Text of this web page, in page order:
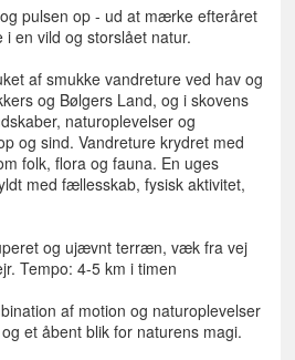
pulsen op - ud at mærke efteråret
en vild og storslået natur.
af smukke vandreture ved hav og
og Bølgers Land, og i skovens
naturoplevelser og
og sind. Vandreture krydret med
folk, flora og fauna. En uges
med fællesskab, fysisk aktivitet,
og ujævnt terræn, væk fra vej
Tempo: 4-5 km i timen
af motion og naturoplevelser
et åbent blik for naturens magi.